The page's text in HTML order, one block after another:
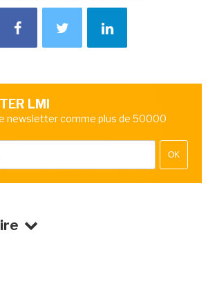
LMI
newsletter comme plus de 50000
OK